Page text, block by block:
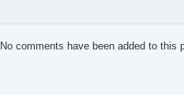
No comments have been added to this